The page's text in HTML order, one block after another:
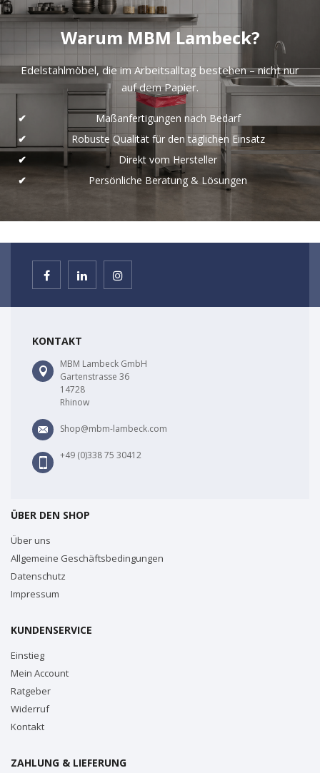
Warum MBM Lambeck?
Edelstahlmöbel, die im Arbeitsalltag bestehen – nicht nur
auf dem Papier.
Maßanfertigungen nach Bedarf
Robuste Qualität für den täglichen Einsatz
Direkt vom Hersteller
Persönliche Beratung & Lösungen
KONTAKT
MBM Lambeck GmbH
Gartenstrasse 36
14728
Rhinow
Shop@mbm-lambeck.com
+49 (0)338 75 30412
ÜBER DEN SHOP
Über uns
Allgemeine Geschäftsbedingungen
Datenschutz
Impressum
KUNDENSERVICE
Einstieg
Mein Account
Ratgeber
Widerruf
Kontakt
ZAHLUNG & LIEFERUNG